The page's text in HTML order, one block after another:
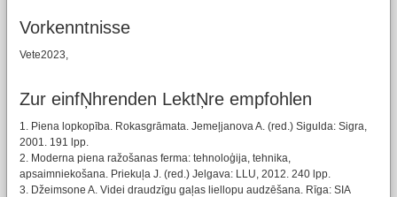
Vorkenntnisse
Vete2023,
Zur einfŅhrenden LektŅre empfohlen
1. Piena lopkopība. Rokasgrāmata. Jemeļjanova A. (red.) Sigulda: Sigra,
2001. 191 lpp.
2. Moderna piena ražošanas ferma: tehnoloģija, tehnika,
apsaimniekošana. Priekuļa J. (red.) Jelgava: LLU, 2012. 240 lpp.
3. Džeimsone A. Videi draudzīgu gaļas liellopu audzēšana. Rīga: SIA